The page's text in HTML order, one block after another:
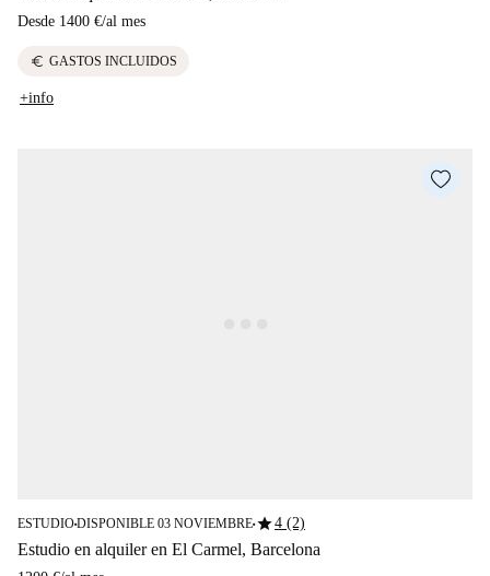
Desde 1400 €/al mes
euro GASTOS INCLUIDOS
+info
ESTUDIO■DISPONIBLE 03 NOVIEMBRE■star4 (2)
Estudio en alquiler en El Carmel, Barcelona